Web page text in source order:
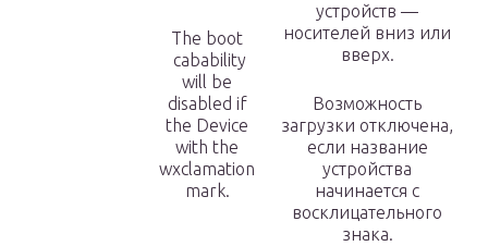
The boot
cabability
will be
disabled if
the Device
with the
wxclamation
mark.
устройств —
носителей вниз или
вверх.
Возможность
загрузки отключена,
если название
устройства
начинается с
восклицательного
знака.